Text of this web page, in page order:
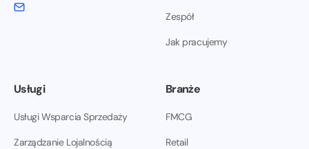
Zespół
Jak pracujemy
Usługi
Usługi Wsparcia Sprzedaży
Zarządzanie Lojalnością
Branże
FMCG
Retail